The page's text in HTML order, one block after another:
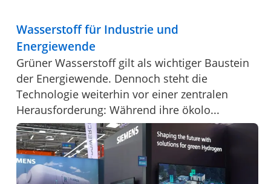
Wasserstoff für Industrie und
Energiewende
Grüner Wasserstoff gilt als wichtiger Baustein
der Energiewende. Dennoch steht die
Technologie weiterhin vor einer zentralen
Herausforderung: Während ihre ökolo...